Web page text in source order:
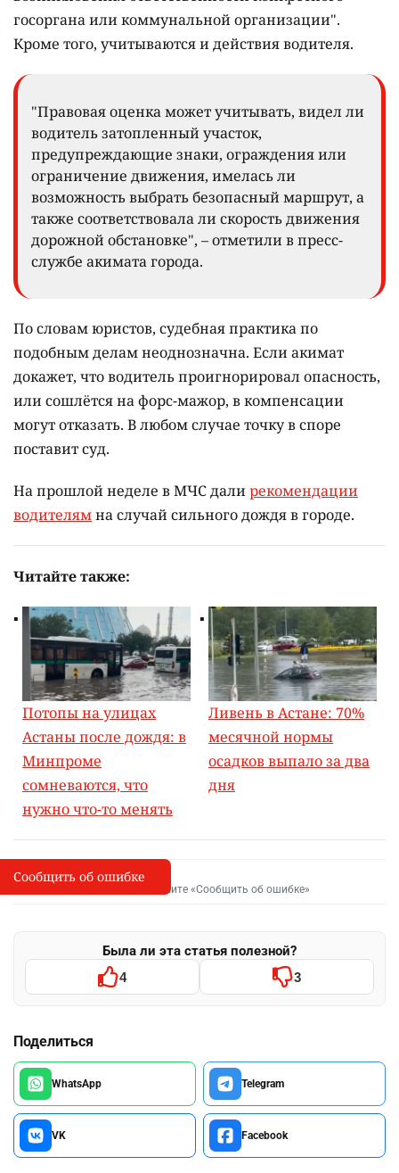
госоргана или коммунальной организации".
Кроме того, учитываются и действия водителя.
"Правовая оценка может учитывать, видел ли
водитель затопленный участок,
предупреждающие знаки, ограждения или
ограничение движения, имелась ли
возможность выбрать безопасный маршрут, а
также соответствовала ли скорость движения
дорожной обстановке", – отметили в пресс-
службе акимата города.
По словам юристов, судебная практика по
подобным делам неоднозначна. Если акимат
докажет, что водитель проигнорировал опасность,
или сошлётся на форс-мажор, в компенсации
могут отказать. В любом случае точку в споре
поставит суд.
На прошлой неделе в МЧС далирекомендации
водителямна случай сильного дождя в городе.
Читайте также:
Потопы на улицах
Астаны после дождя: в
Минпроме
сомневаются, что
нужно что-то менять
Ливень в Астане: 70%
месячной нормы
осадков выпало за два
дня
I
Сообщить об опечатке
Выделите фрагмент и нажмите «Сообщить об ошибке»
Была ли эта статья полезной?
4 3
Поделиться
WhatsApp Telegram
VK Facebook
Сообщить об ошибке